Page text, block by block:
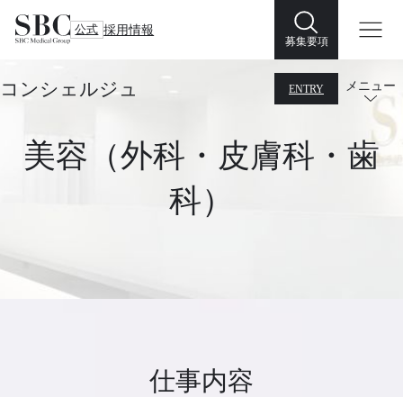
公式 採用情報
募集要項
コンシェルジュ ENTRY メニュー
美容（外科・皮膚科・歯
科）
仕事内容